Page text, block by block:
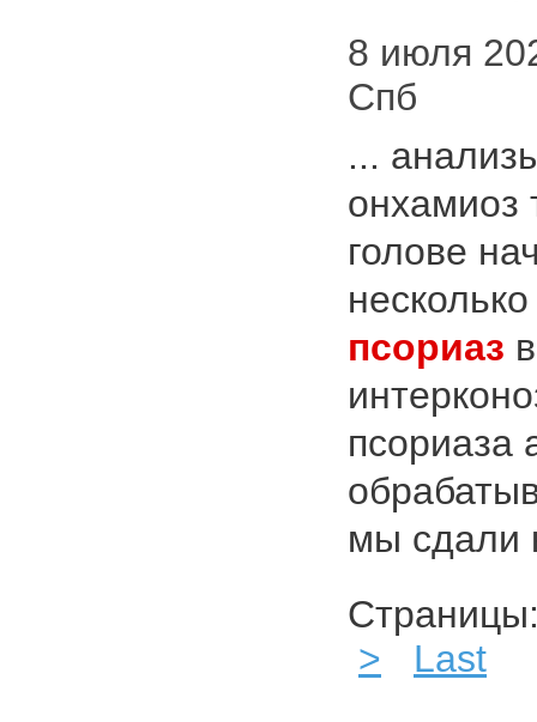
8 июля
Спб
...
онхамиоз
голове
псориаз
псориаза
мы сдали
>
Last